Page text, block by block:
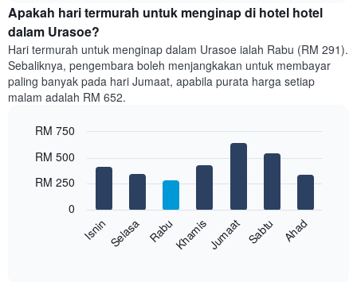
purata
bilik
setiap
bulan
Carta
mempunyai
1
memaparkan
bulan.
Carta
mempunyai
Apakah hari termurah untuk menginap di hotel hotel
dalam Urasoe?
Hari termurah untuk menginap dalam Urasoe ialah Rabu (RM 291).
Sebaliknya, pengembara boleh menjangkakan untuk membayar
paling banyak pada hari Jumaat, apabila purata harga setiap
malam adalah RM 652.
chart
graphic.
IsninSelasa RabuKhamisJumaat Sabtu Ahad
0
RM 250
RM 500
RM 750